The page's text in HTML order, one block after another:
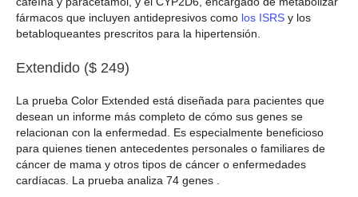
fármacos que incluyen antidepresivos como los ISRS y los
betabloqueantes prescritos para la hipertensión.
Extendido ($ 249)
La prueba Color Extended está diseñada para pacientes que
desean un informe más completo de cómo sus genes se
relacionan con la enfermedad. Es especialmente beneficioso
para quienes tienen antecedentes personales o familiares de
cáncer de mama y otros tipos de cáncer o enfermedades
cardíacas. La prueba analiza 74 genes .